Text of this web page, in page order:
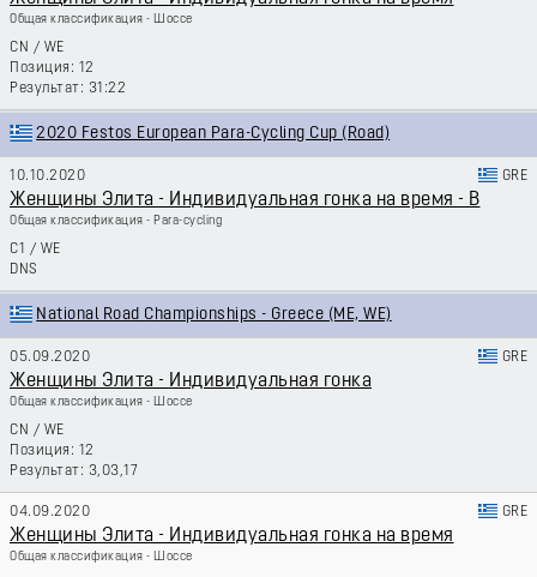
Общая классификация - Шоссе
CN / WE
12
31:22
2020 Festos European Para-Cycling Cup (Road)
10.10.2020 GRE
Женщины Элита - Индивидуальная гонка на время - B
Общая классификация - Para-cycling
C1 / WE
DNS
National Road Championships - Greece (ME, WE)
05.09.2020 GRE
Женщины Элита - Индивидуальная гонка
Общая классификация - Шоссе
CN / WE
12
3,03,17
04.09.2020 GRE
Женщины Элита - Индивидуальная гонка на время
Общая классификация - Шоссе